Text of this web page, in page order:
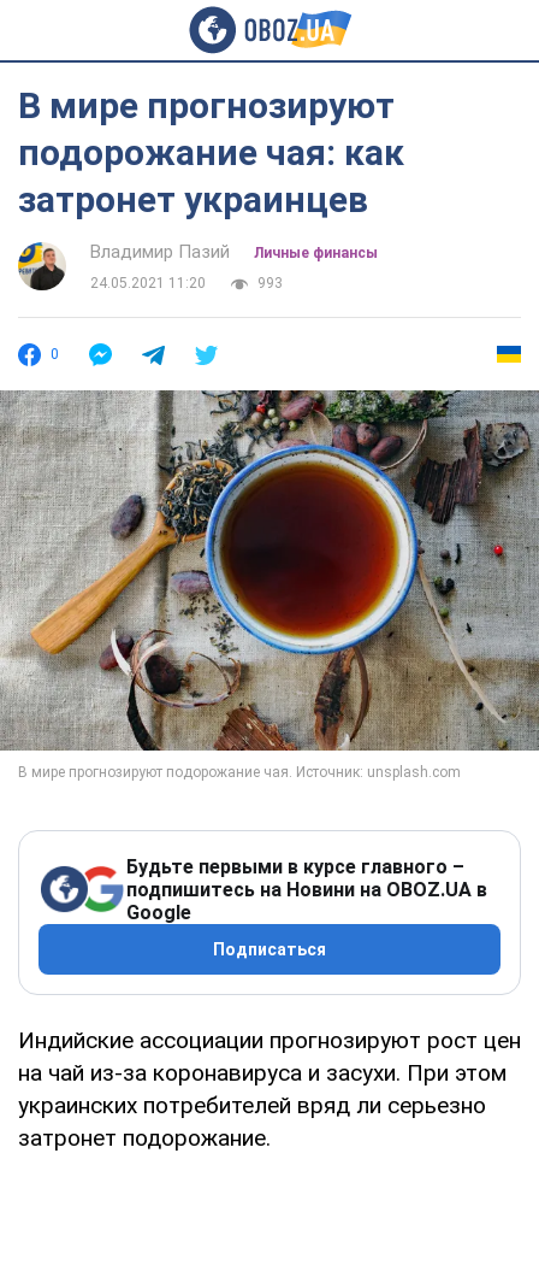
В мире прогнозируют
подорожание чая: как
затронет украинцев
Владимир Пазий
Личные финансы
24.05.2021 11:20
993
0
Будьте первыми в курсе главного –
подпишитесь на Новини на OBOZ.UA в
Google
Подписаться
Индийские ассоциации прогнозируют рост цен
на чай из-за коронавируса и засухи. При этом
украинских потребителей вряд ли серьезно
затронет подорожание.